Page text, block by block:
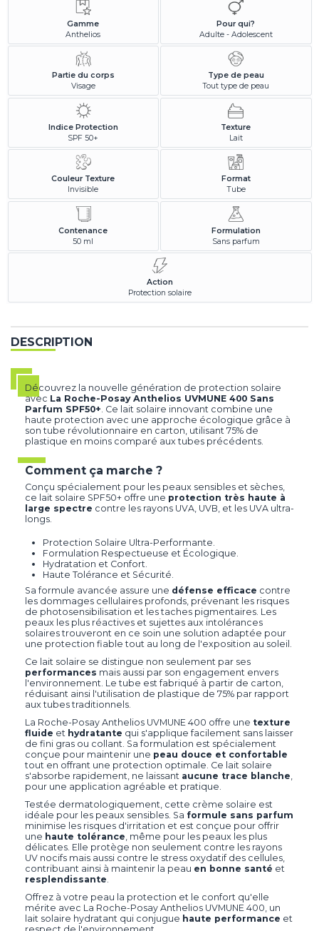
Gamme
Anthelios
Pour qui?
Adulte - Adolescent
Partie du corps
Visage
Type de peau
Tout type de peau
Indice Protection
SPF 50+
Texture
Lait
Couleur Texture
Invisible
Format
Tube
Contenance
50 ml
Formulation
Sans parfum
Action
Protection solaire
DESCRIPTION
Découvrez la nouvelle génération de protection solaire
avec La Roche-Posay Anthelios UVMUNE 400 Sans
Parfum SPF50+ . Ce lait solaire innovant combine une
haute protection avec une approche écologique grâce à
son tube révolutionnaire en carton, utilisant 75% de
plastique en moins comparé aux tubes précédents.
Comment ça marche ?
Conçu spécialement pour les peaux sensibles et sèches,
ce lait solaire SPF50+ offre une protection très haute à
large spectre contre les rayons UVA, UVB, et les UVA ultra-
longs.
Protection Solaire Ultra-Performante.
Formulation Respectueuse et Écologique.
Hydratation et Confort.
Haute Tolérance et Sécurité.
Sa formule avancée assure une défense efficace contre
les dommages cellulaires profonds, prévenant les risques
de photosensibilisation et les taches pigmentaires. Les
peaux les plus réactives et sujettes aux intolérances
solaires trouveront en ce soin une solution adaptée pour
une protection fiable tout au long de l'exposition au soleil.
Ce lait solaire se distingue non seulement par ses
performances mais aussi par son engagement envers
l'environnement. Le tube est fabriqué à partir de carton,
réduisant ainsi l'utilisation de plastique de 75% par rapport
aux tubes traditionnels.
La Roche-Posay Anthelios UVMUNE 400 offre une texture
fluide et hydratante qui s'applique facilement sans laisser
de fini gras ou collant. Sa formulation est spécialement
conçue pour maintenir une peau douce et confortable
tout en offrant une protection optimale. Ce lait solaire
s'absorbe rapidement, ne laissant aucune trace blanche,
pour une application agréable et pratique.
Testée dermatologiquement, cette crème solaire est
idéale pour les peaux sensibles. Sa formule sans parfum
minimise les risques d'irritation et est conçue pour offrir
une haute tolérance, même pour les peaux les plus
délicates. Elle protège non seulement contre les rayons
UV nocifs mais aussi contre le stress oxydatif des cellules,
contribuant ainsi à maintenir la peau en bonne santé et
resplendissante.
Offrez à votre peau la protection et le confort qu'elle
mérite avec La Roche-Posay Anthelios UVMUNE 400, un
lait solaire hydratant qui conjugue haute performance et